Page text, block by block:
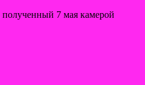
7 мая камерой